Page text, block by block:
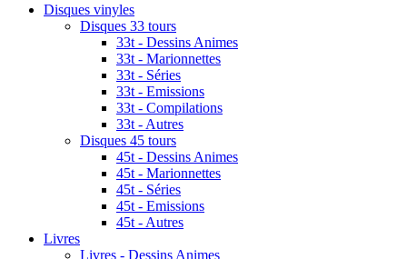
Disques vinyles
Disques 33 tours
33t - Dessins Animes
33t - Marionnettes
33t - Séries
33t - Emissions
33t - Compilations
33t - Autres
Disques 45 tours
45t - Dessins Animes
45t - Marionnettes
45t - Séries
45t - Emissions
45t - Autres
Livres
Livres - Dessins Animes